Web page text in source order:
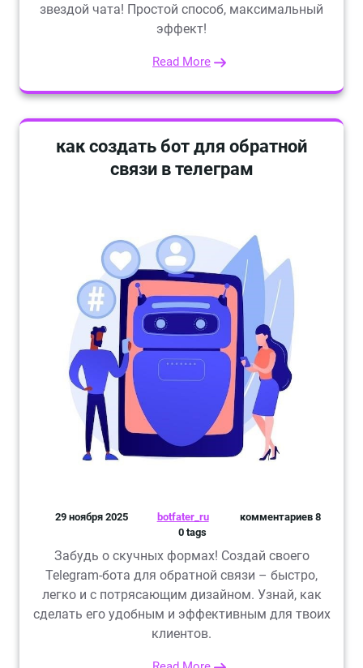
звездой чата! Простой способ, максимальный
эффект!
Read More
как создать бот для обратной
связи в телеграм
29 ноября 2025 botfater_ru
комментариев 8
0 tags
Забудь о скучных формах! Создай своего
Telegram-бота для обратной связи – быстро,
легко и с потрясающим дизайном. Узнай, как
сделать его удобным и эффективным для твоих
клиентов.